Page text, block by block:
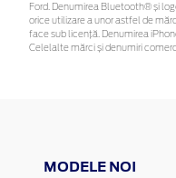
Ford. Denumirea Bluetooth® și
orice utilizare a unor astfel de
face sub licență. Denumirea
Celelalte mărci și denumiri
MODELE NOI